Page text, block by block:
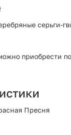
серьги-
приобрести
Пресня